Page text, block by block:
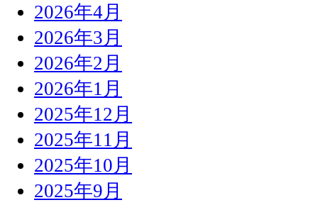
2026年4月
2026年3月
2026年2月
2026年1月
2025年12月
2025年11月
2025年10月
2025年9月